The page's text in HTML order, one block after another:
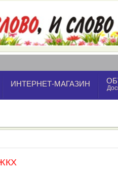
ИНТЕРНЕТ-МАГАЗИН